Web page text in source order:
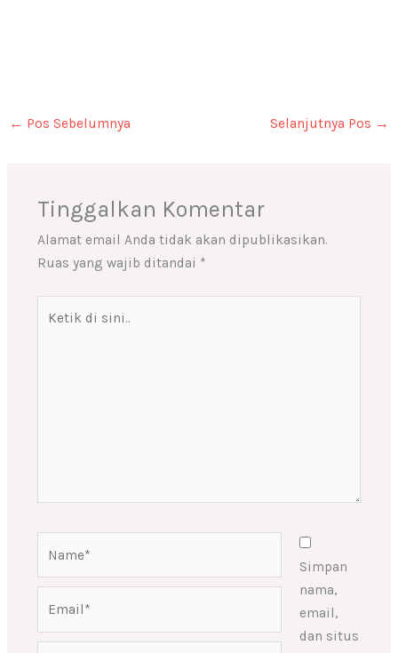
← Pos Sebelumnya Selanjutnya Pos →
Tinggalkan Komentar
Alamat email Anda tidak akan dipublikasikan.
Ruas yang wajib ditandai *
Simpan
nama,
email,
dan situs